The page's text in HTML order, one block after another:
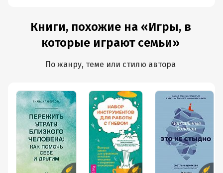
Книги, похожие на «Игры, в
которые играют семьи»
По жанру, теме или стилю автора